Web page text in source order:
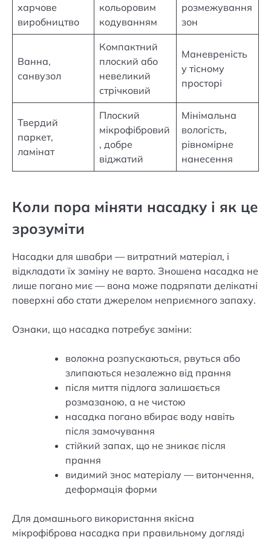
харчове
виробництво
кольоровим
кодуванням
розмежування
зон
Ванна,
санвузол
Компактний
плоский або
невеликий
стрічковий
Маневреність
у тісному
просторі
Твердий
паркет,
ламінат
Плоский
мікрофібровий
, добре
віджатий
Мінімальна
вологість,
рівномірне
нанесення
Коли пора міняти насадку і як це
зрозуміти
Насадки для швабри — витратний матеріал, і
відкладати їх заміну не варто. Зношена насадка не
лише погано миє — вона може подряпати делікатні
поверхні або стати джерелом неприємного запаху.
Ознаки, що насадка потребує заміни:
волокна розпускаються, рвуться або
злипаються незалежно від прання
після миття підлога залишається
розмазаною, а не чистою
насадка погано вбирає воду навіть
після замочування
стійкий запах, що не зникає після
прання
видимий знос матеріалу — витончення,
деформація форми
Для домашнього використання якісна
мікрофіброва насадка при правильному догляді